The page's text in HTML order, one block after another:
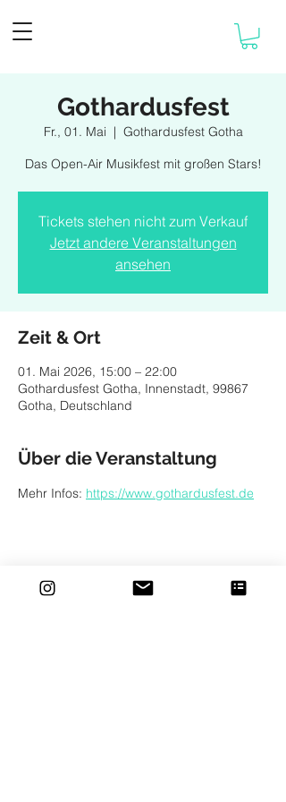
Gothardusfest
Fr., 01. Mai
  |
Gothardusfest Gotha
Das Open-Air Musikfest mit großen Stars!
Tickets stehen nicht zum Verkauf
Jetzt andere Veranstaltungen
ansehen
Zeit & Ort
01. Mai 2026, 15:00 – 22:00
Gothardusfest Gotha, Innenstadt, 99867
Gotha, Deutschland
Über die Veranstaltung
Mehr Infos: https://www.gothardusfest.de
Diese Veranstaltung teilen